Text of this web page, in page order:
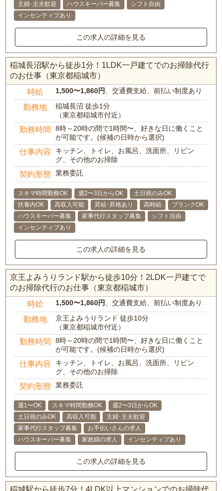
主婦･主夫歓迎
ハウスキーパー募集
シフト自由
インセンティブあり
この求人の詳細を見る
稲城長沼駅から徒歩1分！1LDK一戸建てでのお掃除代行
のお仕事（東京都稲城市）
時給 1,500〜1,860円 、交通費支給、前払い制度あり
勤務地
稲城長沼 徒歩1分
（東京都稲城市付近）
勤務時間
8時～20時の間で1時間〜、好きな日に働くこと
が可能です。(候補の日時から選択)
仕事内容
キッチン、トイレ、お風呂、洗面所、リビン
グ、その他のお掃除
契約形態 業務委託
スキマ時間勤務OK 週2〜3日からOK
土日祝のみOK
扶養内OK
高収入可能 昇給･昇格あり 高時給
ブランクOK
ハウスキーパー募集
家事代行スタッフ募集
シフト自由
インセンティブあり
この求人の詳細を見る
京王よみうりランド駅から徒歩10分！2LDK一戸建てで
のお掃除代行のお仕事（東京都稲城市）
時給 1,500〜1,860円 、交通費支給、前払い制度あり
勤務地
京王よみうりランド 徒歩10分
（東京都稲城市付近）
勤務時間
8時～20時の間で1時間〜、好きな日に働くこと
が可能です。(候補の日時から選択)
仕事内容
キッチン、トイレ、お風呂、洗面所、リビン
グ、その他のお掃除
契約形態 業務委託
週1〜OK スキマ時間勤務OK
週2〜3日からOK
土日祝のみOK
高収入可能
主婦･主夫歓迎
家事代行スタッフ募集
お手伝いさんの求人
ハウスキーパー募集
家政婦の求人 インセンティブあり
この求人の詳細を見る
稲城駅から徒歩7分！4LDK以上マンションでのお掃除代